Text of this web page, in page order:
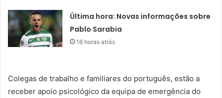
Última hora: Novas informações sobre
Pablo Sarabia
16 horas atrás
Colegas de trabalho e familiares do português, estão a
receber apoio psicológico da equipa de emergência do